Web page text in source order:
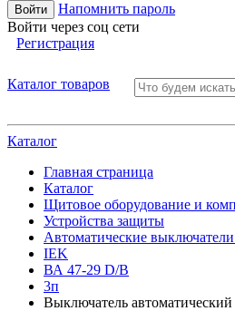
Напомнить пароль
Войти через соц сети
Регистрация
Каталог товаров
Каталог
Главная страница
Каталог
Щитовое оборудование и
Устройства защиты
Автоматические
IEK
ВА 47-29 D/B
3п
Выключатель